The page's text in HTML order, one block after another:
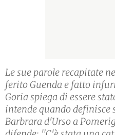
Le sue parole recapitate
ferito Guenda e fatto
Goria spiega di essere
intende quando
Barbrara d'Urso a